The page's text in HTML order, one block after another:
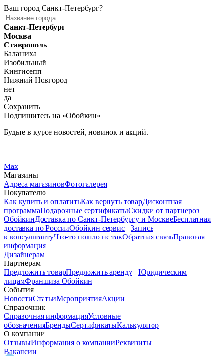
Ваш город Санкт-Петербург?
Санкт-Петербург
Москва
Ставрополь
Балашиха
Изобильный
Кингисепп
Нижний Новгород
нет
да
Сохранить
Подпишитесь на «Обойкин»
Будьте в курсе новостей, новинок и акций.
Max
Магазины
Адреса магазиновФотогалерея
Покупателю
Как купить и оплатитьКак вернуть товарДисконтная
программаПодарочные сертификатыСкидки от партнеров
ОбойкинДоставка по Санкт-Петербургу и МосквеБесплатная
доставка по РоссииОбойкин сервис
Запись
к консультантуЧто-то пошло не такОбратная связьПравовая
информация
Дизайнерам
Партнёрам
Предложить товарПредложить аренду
Юридическим
лицамФраншиза Обойкин
События
НовостиСтатьиМероприятияАкции
Справочник
Справочная информацияУсловные
обозначенияБрендыСертификатыКалькулятор
О компании
ОтзывыИнформация о компанииРеквизиты
Вакансии